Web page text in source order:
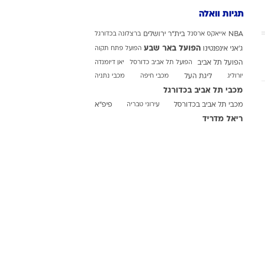
פוקר
ענפים נוספים
לוח שידורים
החידה של ספורט1
ארכיון מדורים מחוץ לקווים
תגיות וואלה
NBA אייאקס ארסנל בית"ר ירושלים ברצלונה בכדורגל
ג'אני אינפנטינו הפועל באר שבע הפועל פתח תקוה
הפועל תל אביב הפועל תל אביב כדורסל יאן דיומנדה
יורוליג ליגת העל מכבי חיפה מכבי נתניה
מכבי תל אביב בכדורגל
מכבי תל אביב בכדורסל עירוני טבריה פיפ"א
ריאל מדריד